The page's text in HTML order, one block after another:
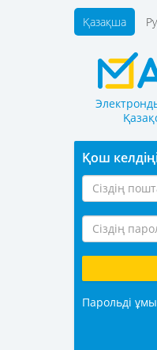
Қазақша
Қош
Парольді